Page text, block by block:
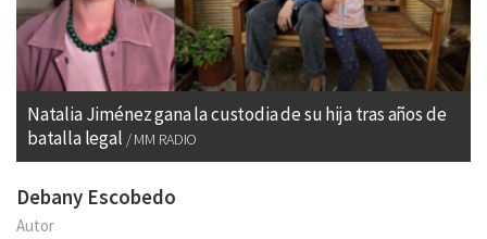
Natalia Jiménez gana la custodia de su hija tras años de
batalla legal
MM RADIO
Debany Escobedo
Autor